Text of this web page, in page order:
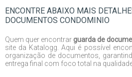
ENCONTRE ABAIXO MAIS
DOCUMENTOS CONDOMINIO
Quem quer encontrarguarda de
site da Katalogg. Aqui é possível
organização de documentos,
entrega final com foco total na